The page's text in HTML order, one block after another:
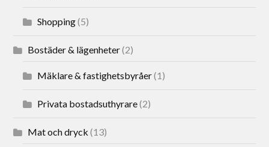
Shopping(5)
Bostäder & lägenheter(2)
Mäklare & fastighetsbyråer(1)
Privata bostadsuthyrare(2)
Mat och dryck (13)